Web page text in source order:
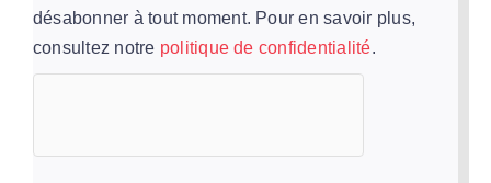
désabonner à tout moment. Pour en savoir plus,
consultez notre politique de confidentialité.